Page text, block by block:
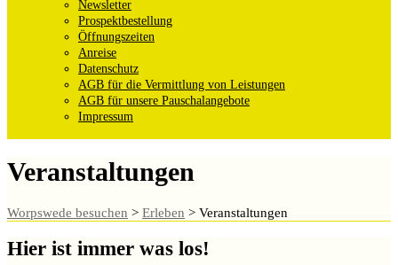
Newsletter
Prospektbestellung
Öffnungszeiten
Anreise
Datenschutz
AGB für die Vermittlung von Leistungen
AGB für unsere Pauschalangebote
Impressum
Veranstaltungen
Worpswede besuchen > Erleben > Veranstaltungen
Hier ist immer was los!